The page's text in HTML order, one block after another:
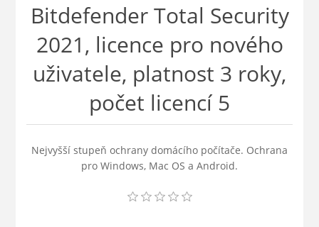
Bitdefender Total Security
2021, licence pro nového
uživatele, platnost 3 roky,
počet licencí 5
Nejvyšší stupeň ochrany domácího počítače. Ochrana
pro Windows, Mac OS a Android.